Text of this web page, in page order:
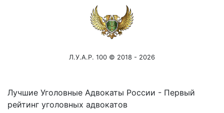
Л.У.А.Р. 100 © 2018 - 2026
Лучшие Уголовные Адвокаты России - Первый
рейтинг уголовных адвокатов